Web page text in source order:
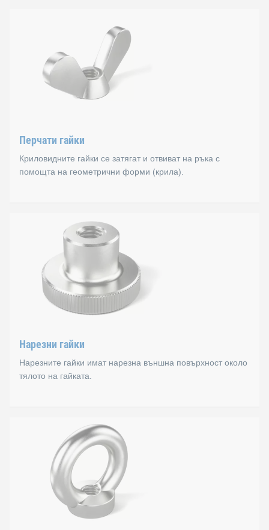
Вътрешни гайки се използват предимно в дървесната
B 65080
Перчати гайки
Криловидните гайки се затягат и отвиват на ръка с
помощта на геометрични форми (крила).
Крилчати гайки
перчатите гайки се затягат и разхлаждат ръчно върху
Перчатата глава обаче варира; има американска,
Стандарти
B 317
Нарезни гайки
Нарезните гайки имат нарезна външна повърхност около
тялото на гайката.
Нарезни гайки
Нарезните гайки имат нарезна външна повърхност
Стандарти